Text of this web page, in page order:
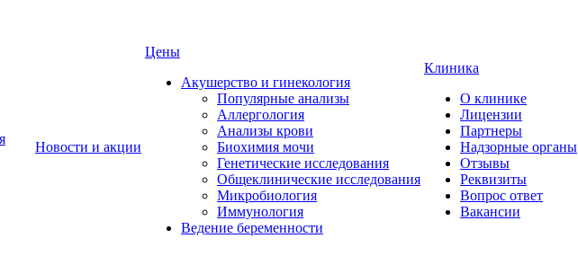
Новости и акции
Цены
Акушерство и гинекология
Популярные анализы
Аллергология
Анализы крови
Биохимия мочи
Генетические исследования
Общеклинические исследования
Микробиология
Иммунология
Ведение беременности
Клиника
О клинике
Лицензии
Партнеры
Надзорные органы
Отзывы
Реквизиты
Вопрос ответ
Вакансии